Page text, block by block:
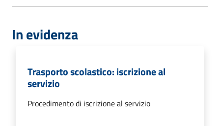
In evidenza
Trasporto scolastico: iscrizione al
servizio
Procedimento di iscrizione al servizio